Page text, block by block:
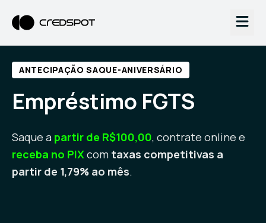
ANTECIPAÇÃO SAQUE-ANIVERSÁRIO
Empréstimo FGTS
Saque a partir de R$100,00, contrate online e
receba no PIXcom taxas competitivas a
partir de 1,79% ao mês.